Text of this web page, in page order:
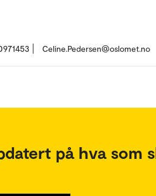
Celine.Pedersen@oslomet.no
på hva som